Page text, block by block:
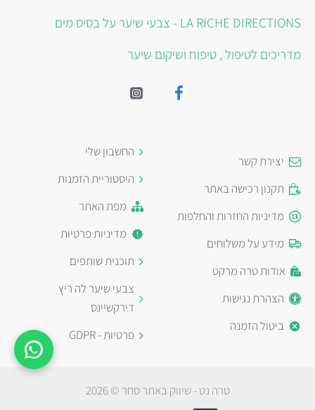
LA RICHE DIRECTIONS - צבעי שיער על בסיס מים
מדריכים לטיפול , טיפוח ושיקום שיער
יצירת קשר
תקנון רכישה באתר
מדיניות החזרות והחלפות
מידע על משלוחים
אודות טרה מרקט
הצהרת נגישות
ביטול הזמנה
החשבון שלי
היסטוריית הזמנות
מפת האתר
מדיניות פרטיות
תוכנית שותפים
צבעי שיער לה ריץ
דירקשיינס
פרטיות - GDPR
טרה נט - שיווק באתר סחר © 2026